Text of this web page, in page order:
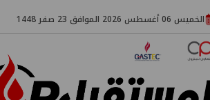
الخميس 06 أغسطس 2026 الموافق 23 صفر 1448